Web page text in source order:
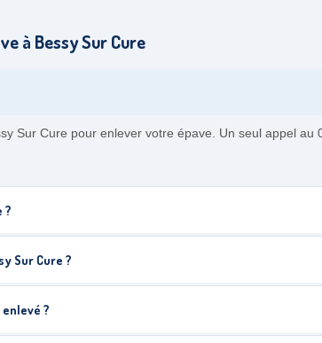
à Bessy Sur Cure
Sur Cure pour enlever votre épave. Un seul appel
?
Sur Cure ?
?